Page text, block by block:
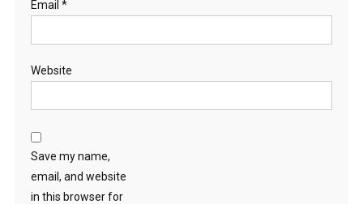
Email *
Website
Save my name,
email, and website
in this browser for